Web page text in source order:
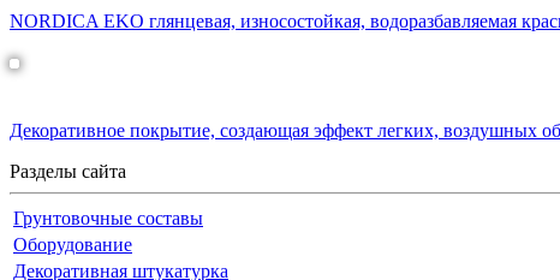
NORDICA EKO глянцевая, износостойкая, водоразбавляемая
Декоративное покрытие, создающая эффект легких, воздушных
Разделы сайта
Грунтовочные составы
Оборудование
Декоративная штукатурка